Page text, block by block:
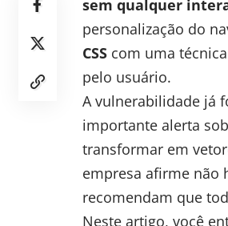
sem qualquer
personalização do
CSS com uma
pelo usuário.
A vulnerabilidade já
importante alerta
transformar em
empresa afirme não
recomendam que
Neste artigo, você